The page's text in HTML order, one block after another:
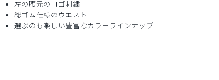
左の腰元のロゴ刺繍
総ゴム仕様のウエスト
選ぶのも楽しい豊富なカラーラインナップ